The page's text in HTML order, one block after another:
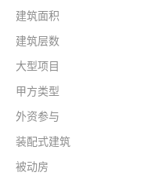
建筑面积
建筑层数
大型项目
甲方类型
外资参与
装配式建筑
被动房